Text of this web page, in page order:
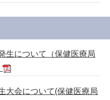
生について（保健医療局
大会について(保健医療局